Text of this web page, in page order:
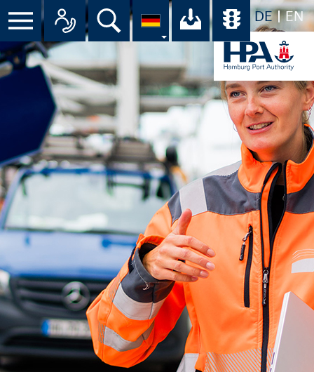
DE EN
Menü Alle Ansprechpartner im
Suche Ihr Download-